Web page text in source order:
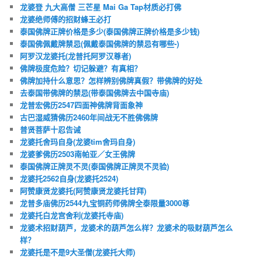
龙婆登 九大高僧 三芒星 Mai Ga Tap材质必打佛
龙婆绝师傅的招财蜂王必打
泰国佛牌正牌价格是多少(泰国佛牌正牌价格是多少钱)
泰国佛佩戴牌禁忌(佩戴泰国佛牌的禁忌有哪些-)
阿罗汉龙婆托(龙普托阿罗汉尊者)
佛牌极度危险？切记躲避？有真相？
佛牌加持什么意思？怎样辨别佛牌真假？带佛牌的好处
去泰国带佛牌的禁忌(带泰国佛牌去中国寺庙)
龙普宏佛历2547四面神佛牌背面象神
古巴湿威猜佛历2460年间战无不胜佛佛牌
普贤菩萨十忍告诫
龙婆托舍玛自身(龙婆tim舍玛自身)
龙婆爹佛历2503南帕亚／女王佛牌
泰国佛牌正牌灵不灵(泰国佛牌正牌灵不灵验)
龙婆托2562自身(龙婆托2524)
阿赞康贤龙婆托(阿赞康贤龙婆托甘拜)
龙普多庙佛历2544九宝铜药师佛牌全泰限量3000尊
龙婆托白龙宫舍利(龙婆托寺庙)
龙婆术招财葫芦，龙婆术的葫芦怎么样？龙婆术的吸财葫芦怎么
样？
龙婆托是不是9大圣僧(龙婆托大师)